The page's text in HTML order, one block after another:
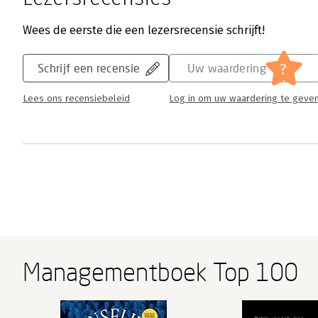
Wees de eerste die een lezersrecensie schrijft!
Schrijf een recensie
Lees ons recensiebeleid
Uw waardering ?
Log in om uw waardering te
Managementboek Top 100